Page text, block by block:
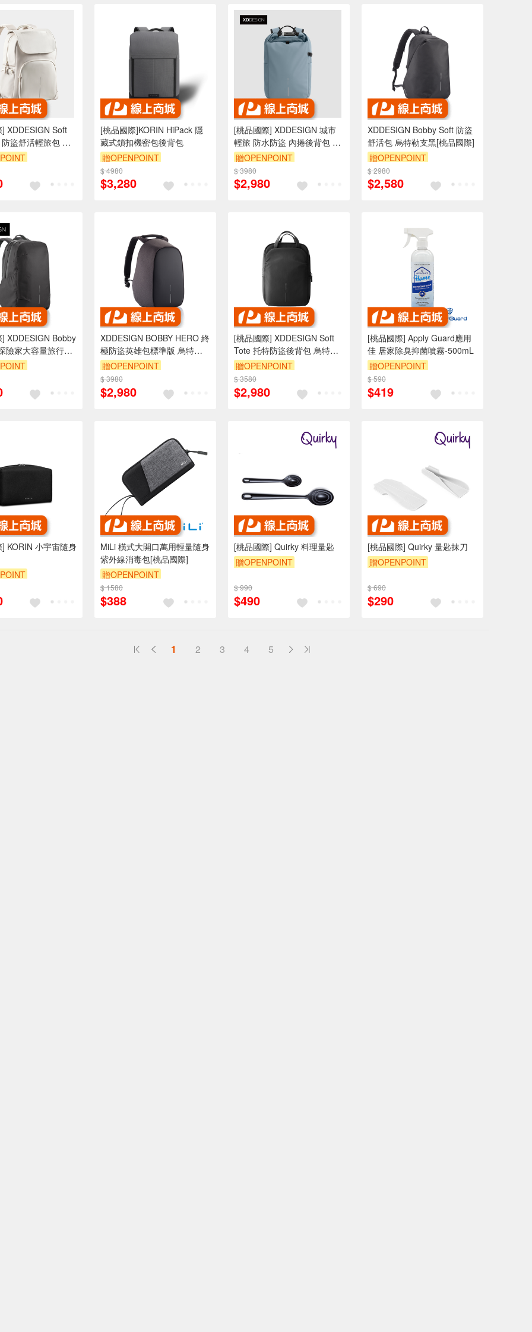
XDDESIGN Soft
盜舒活輕旅包 海
[桃品國際]KORIN HiPack 隱
藏式鎖扣機密包後背包
贈OPENPOINT
$ 4980
$3,280
[桃品國際] XDDESIGN 城市
輕旅 防水防盜 內捲後背包 蒂
爾堡藍
贈OPENPOINT
$ 3980
$2,980
XDDESIGN Bobby Soft 防盜
舒活包 烏特勒支黑[桃品國際]
贈OPENPOINT
$ 2980
$2,580
XDDESIGN Bobby
險家大容量旅行防
XDDESIGN BOBBY HERO 終
極防盜英雄包標準版 烏特勒
支黑[桃品國際]
贈OPENPOINT
$ 3980
$2,980
[桃品國際] XDDESIGN Soft
Tote 托特防盜後背包 烏特勒
支黑
贈OPENPOINT
$ 3580
$2,980
[桃品國際] Apply Guard應用
佳 居家除臭抑菌噴霧-500mL
贈OPENPOINT
$ 590
$419
KORIN 小宇宙隨身
MiLi 橫式大開口萬用輕量隨身
紫外線消毒包[桃品國際]
贈OPENPOINT
$ 1580
$388
[桃品國際] Quirky 料理量匙
贈OPENPOINT
$ 990
$490
[桃品國際] Quirky 量匙抹刀
贈OPENPOINT
$ 690
$290
1 2 3 4 5